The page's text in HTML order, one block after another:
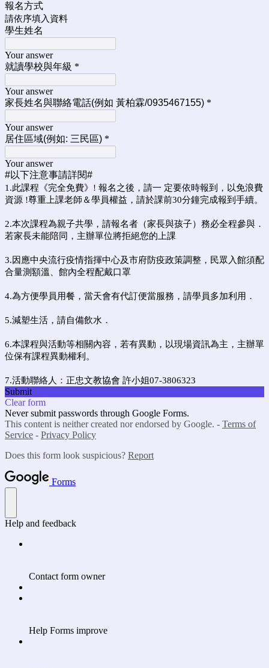
報名方式
請依序填入資料
學生姓名
Your answer
就讀學校與年級 *
Your answer
家長姓名與聯絡電話(例如 黃柏霖/0935467155) *
Your answer
居住區域(例如: 三民區) *
Your answer
#以下注意事請詳閱#
1.此課程《完全免費》! 報名之後，請一 定要依時報到，以免浪費
資源 !尊重上課老師＆學員權益，請於課前30分鐘完成報到手續。
2.本次課程為親子共學，請報名者（家長與孩子）務必全程參與．
若家長未能陪同，主辦單位將拒絕您的上課
3.因應中央流行疫情指揮中心及市府防疫政策調整，民眾入館須配
合量測額溫、館內全程配戴口罩
4.為方便學員用餐，當天會有代訂便當服務，請學員多加利用．
5.減塑生活，請自備飲水．
6.本課程與活動等相關內容，若有異動，以現場資訊為主，主辦單
位保有課程異動權利。
7.活動聯絡人：正忠文教協會 許小姐07-3806323
Submit
Clear form
Never submit passwords through Google Forms.
This content is neither created nor endorsed by Google. - Terms of
Service - Privacy Policy
Does this form look suspicious? Report
Forms
Help and feedback
Contact form owner
Help Forms improve